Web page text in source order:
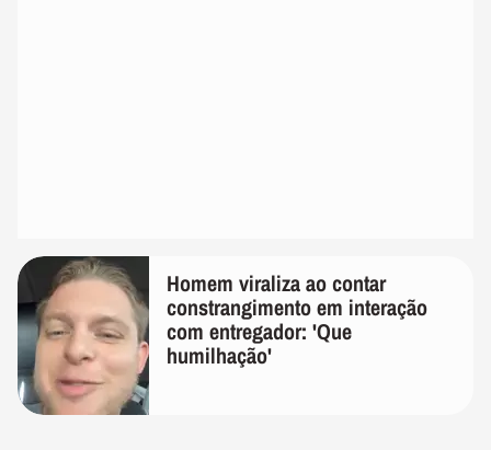
Homem viraliza ao contar
constrangimento em interação
com entregador: 'Que
humilhação'